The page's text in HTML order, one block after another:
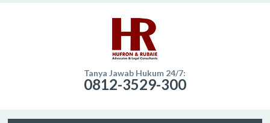
Tanya Jawab Hukum 24/7:
0812-3529-300